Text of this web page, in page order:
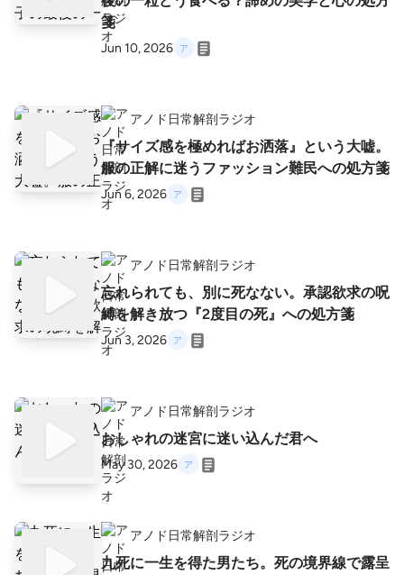
箋
Jun 10, 2026
アノド日常解剖ラジオ
『サイズ感を極めればお洒落』という大嘘。
服の正解に迷うファッション難民への処方箋
Jun 6, 2026
アノド日常解剖ラジオ
忘れられても、別に死なない。承認欲求の呪
縛を解き放つ『2度目の死』への処方箋
Jun 3, 2026
アノド日常解剖ラジオ
おしゃれの迷宮に迷い込んだ君へ
May 30, 2026
アノド日常解剖ラジオ
九死に一生を得た男たち。死の境界線で露呈